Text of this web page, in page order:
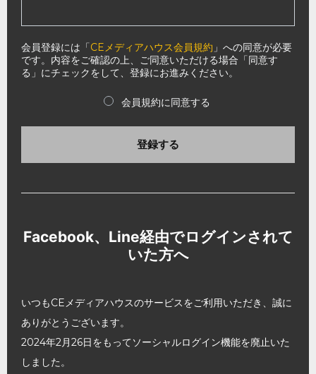
会員登録には「CEメディアハウス会員規約 」への同意が必要
です。内容をご確認の上、ご同意いただける場合「同意す
る」にチェックをして、登録にお進みください。
会員規約に同意する
登録する
Facebook、Line経由でログインされて
いた方へ
いつもCEメディアハウスのサービスをご利用いただき、誠に
ありがとうございます。
2024年2月26日をもってソーシャルログイン機能を廃止いた
しました。